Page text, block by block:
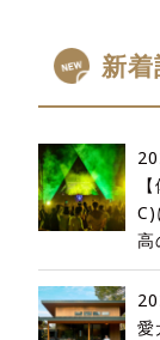
新着
高
愛